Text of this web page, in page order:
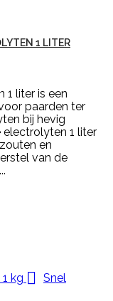
1 LITER
1 liter is een
paarden ter
bij hevig
electrolyten 1 liter
en
van de

Snel